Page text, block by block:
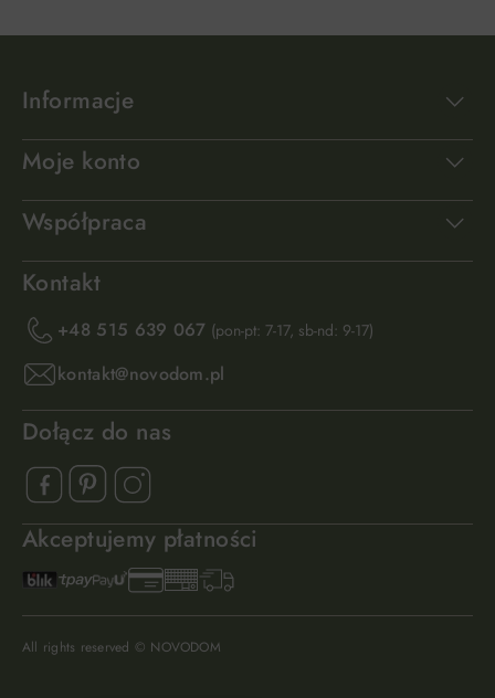
Informacje
Moje konto
Współpraca
Kontakt
+48 515 639 067 (pon-pt: 7-17, sb-nd: 9-17)
kontakt@novodom.pl
Dołącz do nas
Akceptujemy płatności
All rights reserved © NOVODOM